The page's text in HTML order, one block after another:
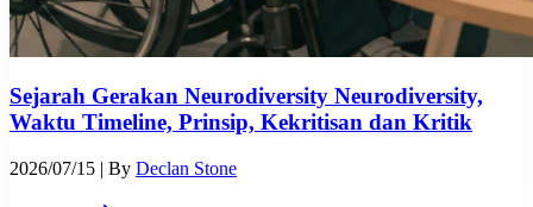
Sejarah Gerakan Neurodiversity Neurodiversity,
Waktu Timeline, Prinsip, Kekritisan dan Kritik
2026/07/15 | By Declan Stone